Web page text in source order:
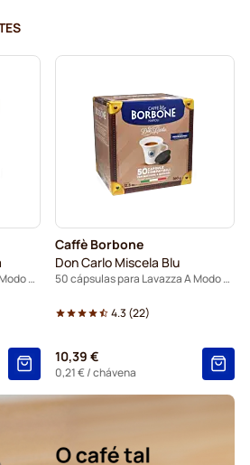
Lavazza A Modo Mio
Lavazza A Modo Mio
Modo Mio
50 cápsulas para Lavazza A Modo Mio
Caffè Borbone
Don Carlo Miscela Blu
50 cápsulas para Lavazza A Modo Mio
4.3 (22)
10,39 €
0,21 €/ chávena